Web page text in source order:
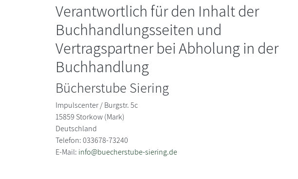
Verantwortlich für den Inhalt der
Buchhandlungsseiten und
Vertragspartner bei Abholung in der
Buchhandlung
Bücherstube Siering
Impulscenter / Burgstr. 5c
15859 Storkow (Mark)
Deutschland
Telefon: 033678-73240
E-Mail: info@buecherstube-siering.de